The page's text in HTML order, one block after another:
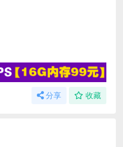
分享 收藏